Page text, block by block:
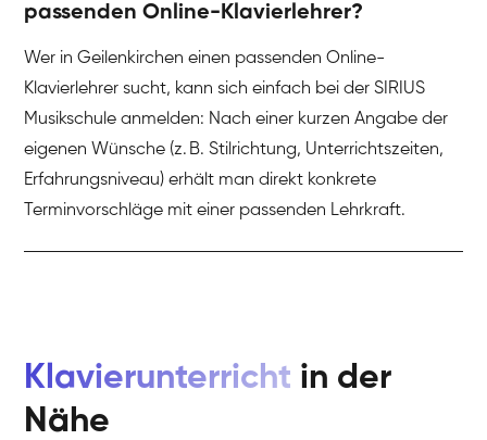
passenden Online-Klavierlehrer?
Wer in Geilenkirchen einen passenden Online-
Klavierlehrer sucht, kann sich einfach bei der SIRIUS
Musikschule anmelden: Nach einer kurzen Angabe der
eigenen Wünsche (z. B. Stilrichtung, Unterrichtszeiten,
Erfahrungsniveau) erhält man direkt konkrete
Terminvorschläge mit einer passenden Lehrkraft.
Klavierunterricht in der
Nähe